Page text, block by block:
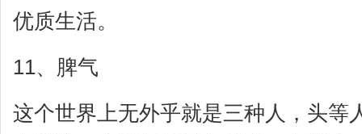
优质生活。
11、脾气
这个世界上无外乎就是三种人，头等